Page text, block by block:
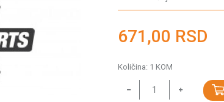
671,00 RSD
Količina: 1 KOM